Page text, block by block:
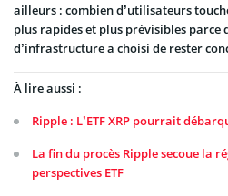
ailleurs : combien d’utilisateurs
plus rapides et plus prévisibles parce
d’infrastructure a choisi de rester
À lire aussi :
Ripple : L’ETF XRP pourrait
La fin du procès Ripple secoue la
perspectives ETF